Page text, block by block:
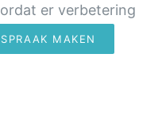
MAKEN
er verbetering